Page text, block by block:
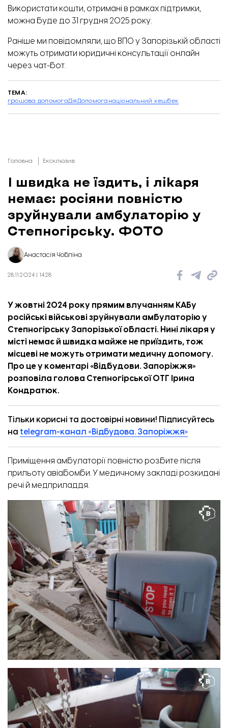
Використати кошти, отримані в рамках підтримки,
можна буде до 31 грудня 2025 року.
Раніше ми повідомляли, що ВПО у Запорізькій області
можуть отримати юридичні консультації онлайн
через чат-бот.
ТЕМА:
грошова допомогаДіяДопомога національний кешбек
Головна Ексклюзив
І швидка не їздить, і лікаря
немає: росіяни повністю
зруйнували амбулаторію у
Степногірську. ФОТО
Анастасія Чобліна
28.11.2024 | 14:28
У жовтні 2024 року прямим влучанням КАБу
російські військові зруйнували амбулаторію у
Степногірську Запорізької області. Нині лікаря у
місті немає й швидка майже не приїздить, тож
місцеві не можуть отримати медичну допомогу.
Про це у коментарі «Відбудови. Запоріжжя»
розповіла голова Степногірської ОТГ Ірина
Кондратюк.
Тільки корисні та достовірні новини! Підписуйтесь
на telegram-канал «Відбудова. Запоріжжя»
Приміщення амбулаторії повністю розбите після
прильоту авіабомби. У медичному закладі розкидані
речі й медприладдя.